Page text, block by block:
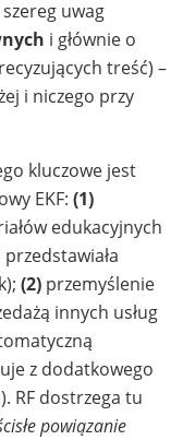
szereg uwag
i głównie o
treść) –
i niczego przy
kluczowe jest
EKF: (1)
edukacyjnych
(2) przemyślenie
innych usług
z dodatkowego
RF dostrzega tu
powiązanie